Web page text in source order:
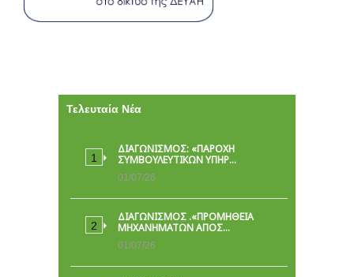
Τελευταία Νέα
ΔΙΑΓΩΝΙΣΜΟΣ: «ΠΑΡΟΧΉ
ΣΥΜΒΟΥΛΕΥΤΙΚΏΝ ΥΠΗΡ…
01/07/26
ΔΙΑΓΩΝΙΣΜΟΣ .«ΠΡΟΜΗΘΕΙΑ
ΜΗΧΑΝΗΜΑΤΩΝ ΑΠΟΣ…
01/07/26